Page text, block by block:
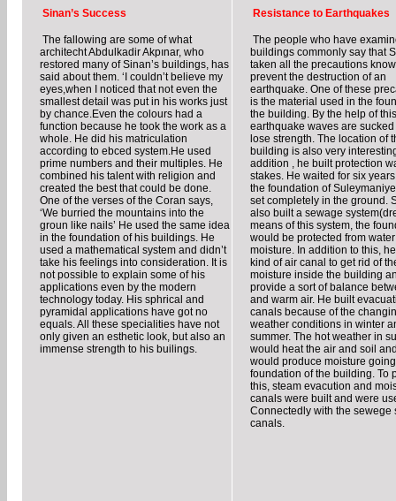
Sinan’s Success
The fallowing are some of what
architecht Abdulkadir Akpınar, who
restored many of Sinan’s buildings, has
said about them. ‘I couldn’t believe my
eyes,when I noticed that not even the
smallest detail was put in his works just
by chance.Even the colours had a
function because he took the work as a
whole. He did his matriculation
according to ebced system.He used
prime numbers and their multiples. He
combined his talent with religion and
created the best that could be done.
One of the verses of the Coran says,
‘We burried the mountains into the
groun like nails’ He used the same idea
in the foundation of his buildings. He
used a mathematical system and didn’t
take his feelings into consideration. It is
not possible to explain some of his
applications even by the modern
technology today. His sphrical and
pyramidal applications have got no
equals. All these specialities have not
only given an esthetic look, but also an
immense strength to his builings.
Resistance to Earthquakes
The people who have
buildings commonly say that
taken all the precautions
prevent the destruction of an
earthquake. One of these
is the material used in the
the building. By the help of
earthquake waves are
lose strength. The location of
building is also very
addition , he built protection
stakes. He waited for six
the foundation of
set completely in the ground.
also built a sewage
means of this system, the
would be protected from
moisture. In addition to this,
kind of air canal to get rid of
moisture inside the building
provide a sort of balance
and warm air. He built
canals because of the
weather conditions in winter
summer. The hot weather in
would heat the air and soil
would produce moisture
foundation of the building. To
this, steam evacution and
canals were built and were
Connectedly with the sewege
canals.